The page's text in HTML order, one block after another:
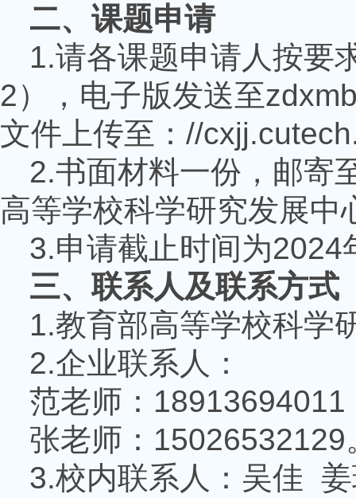
二、课题申请
1.请各课题申请人按要
2），电子版发送至
文件上传至： //
2.书面材料一份，邮寄
高等学校科学研究发展中
3.申请截止时间为2024
三、联系人及联系方式
1.教育部高等学校科学
2.企业联系人：
范老师：
张老师： 15026532129
3.校内联系人：吴佳